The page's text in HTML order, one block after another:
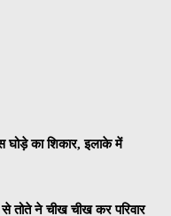
घोड़े का शिकार, इलाके में
से तोते ने चीख चीख कर परिवार